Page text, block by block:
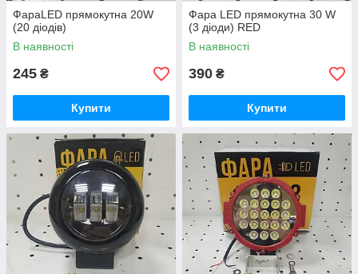
ФараLED прямокутна 20W
(20 діодів)
В наявності
245 ₴
Купити
Фара LED прямокутна 30 W
(3 діоди) RED
В наявності
390 ₴
Купити